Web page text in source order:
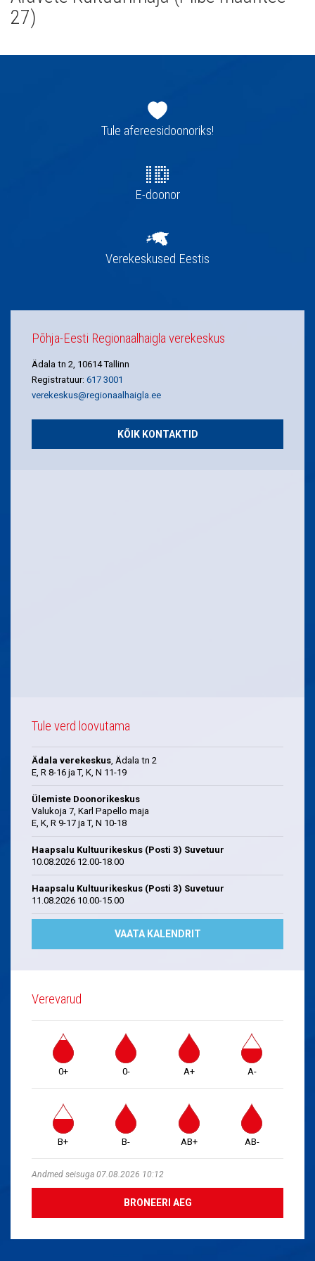
27)
navigatsioonTule afereesidoonoriks!
E-doonor
Verekeskused Eestis
Põhja-Eesti Regionaalhaigla verekeskus
Ädala tn 2, 10614 Tallinn
Registratuur: 617 3001
verekeskus@regionaalhaigla.ee
KÕIK KONTAKTID
Tule verd loovutama
Ädala verekeskus, Ädala tn 2
E, R 8-16 ja T, K, N 11-19
Ülemiste Doonorikeskus
Valukoja 7, Karl Papello maja
E, K, R 9-17 ja T, N 10-18
Haapsalu Kultuurikeskus (Posti 3) Suvetuur
10.08.2026 12.00-18.00
Haapsalu Kultuurikeskus (Posti 3) Suvetuur
11.08.2026 10.00-15.00
VAATA KALENDRIT
Verevarud
0+ 0- A+ A-
B+ B- AB+ AB-
Andmed seisuga 07.08.2026 10:12
BRONEERI AEG